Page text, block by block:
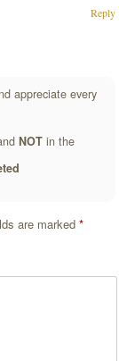
Reply
appreciate every
NOT in the
are marked*